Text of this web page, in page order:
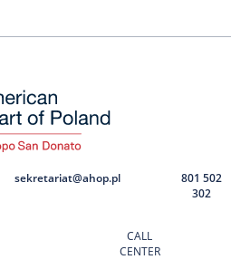
sekretariat@ahop.pl
CALL
CENTER
801 502
302